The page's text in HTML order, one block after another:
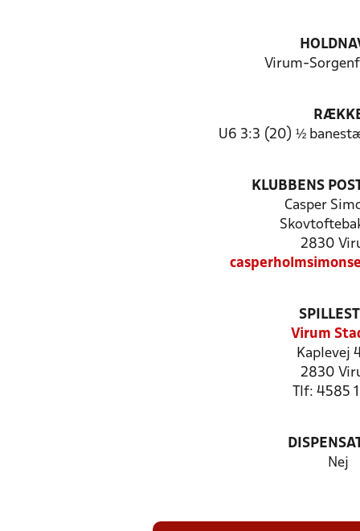
Virum-
U6 3:3 (20) ½
KLUBBENS
Casper
2830
Virum
Kaplevej
2830
Tlf: 4585
Nej